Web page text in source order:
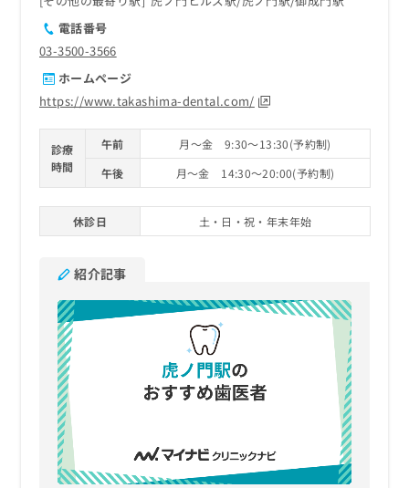
電話番号
03-3500-3566
ホームページ
https://www.takashima-dental.com/
診療
時間
午前
月～金 9:30～13:30(予約制)
午後
月～金 14:30～20:00(予約制)
休診日 土・日・祝・年末年始
紹介記事